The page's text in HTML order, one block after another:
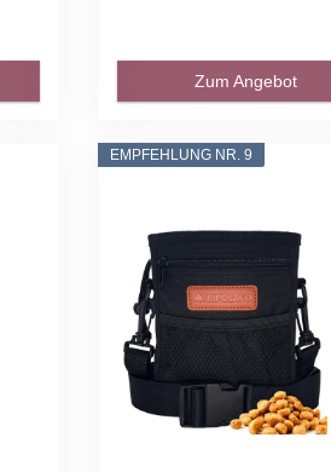
Zum Angebot
EMPFEHLUNG NR. 9